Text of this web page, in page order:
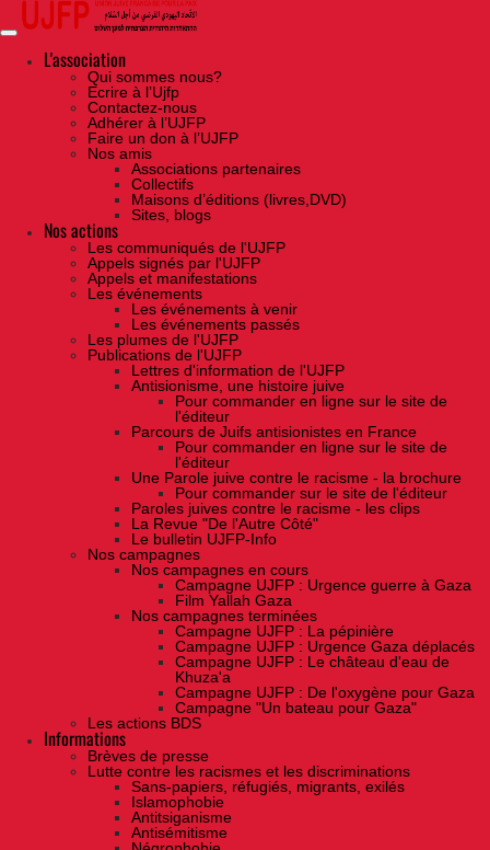
Skip
the
contentL'association
Qui sommes nous?
Ecrire à l’Ujfp
Contactez-nous
Adhérer à l’UJFP
Faire un don à l’UJFP
Nos amis
Associations partenaires
Collectifs
Maisons d’éditions (livres,DVD)
Sites, blogs
Nos actions
Les communiqués de l'UJFP
Appels signés par l'UJFP
Appels et manifestations
Les événements
Les événements à venir
Les événements passés
Les plumes de l'UJFP
Publications de l'UJFP
Lettres d'information de l'UJFP
Antisionisme, une histoire juive
Pour commander en ligne sur le site de
l'éditeur
Parcours de Juifs antisionistes en France
Pour commander en ligne sur le site de
l'éditeur
Une Parole juive contre le racisme - la brochure
Pour commander sur le site de l'éditeur
Paroles juives contre le racisme - les clips
La Revue "De l'Autre Côté"
Le bulletin UJFP-Info
Nos campagnes
Nos campagnes en cours
Campagne UJFP : Urgence guerre à Gaza
Film Yallah Gaza
Nos campagnes terminées
Campagne UJFP : La pépinière
Campagne UJFP : Urgence Gaza déplacés
Campagne UJFP : Le château d'eau de
Khuza'a
Campagne UJFP : De l'oxygène pour Gaza
Campagne "Un bateau pour Gaza"
Les actions BDS
Informations
Brèves de presse
Lutte contre les racismes et les discriminations
Sans-papiers, réfugiés, migrants, exilés
Islamophobie
Antitsiganisme
Antisémitisme